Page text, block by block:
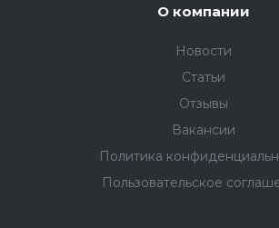
О компании
Новости
Статьи
Отзывы
Вакансии
Политика
Пользовательское